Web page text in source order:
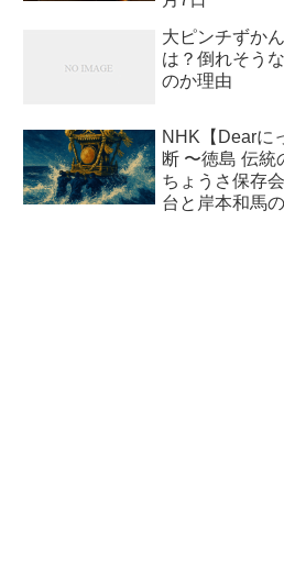
大ピンチずか
は？倒れそう
のか理由
NHK【Dearに
断 〜徳島 伝統
ちょうさ保存
台と岸本和馬